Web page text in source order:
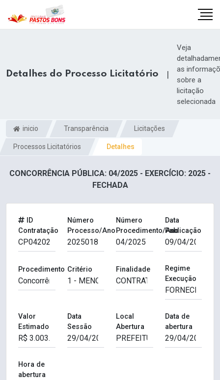
Detalhes do Processo Licitatório |
Veja
as
sobre a
licitação
selecionada
inicio Transparência Licitações
Processos Licitatórios Detalhes
CONCORRÊNCIA PÚBLICA: 04/2025 - EXERCÍCIO: 2025 -
FECHADA
ID
Contratação
Número
Processo/Ano
Número
Procedimento/Ano
Data
Publicação
Procedimento Critério Finalidade
Regime
Execução
Valor
Estimado
Data
Sessão
Local
Abertura
Data de
abertura
Hora de
abertura